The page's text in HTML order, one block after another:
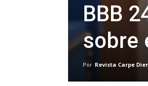
BBB
sobre
Por Revista Carpe